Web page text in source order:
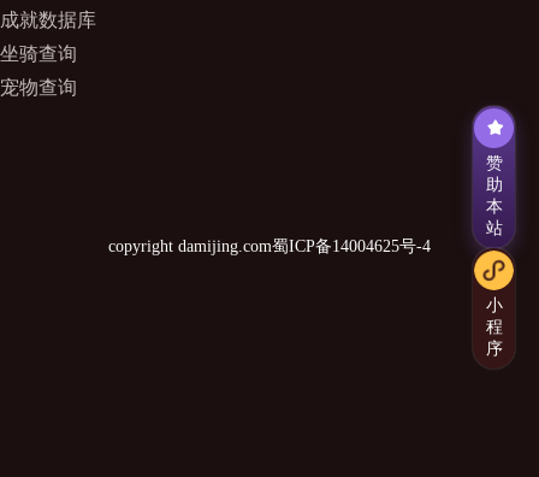
成就数据库
坐骑查询
宠物查询
copyright damijing.com蜀ICP备14004625号-4
赞
助
本
站
小
程
序